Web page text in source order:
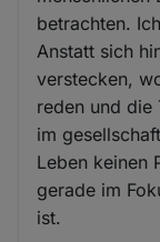
betrachten.
Anstatt sich
verstecken,
reden und die
im
Leben keinen
gerade im
ist.